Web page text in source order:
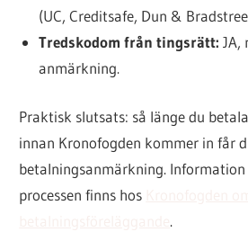
(UC, Creditsafe, Dun &
Tredskodom från tingsrätt: JA,
anmärkning.
Praktisk slutsats: så länge du
innan Kronofogden kommer in får
betalningsanmärkning.
processen finns hos
.